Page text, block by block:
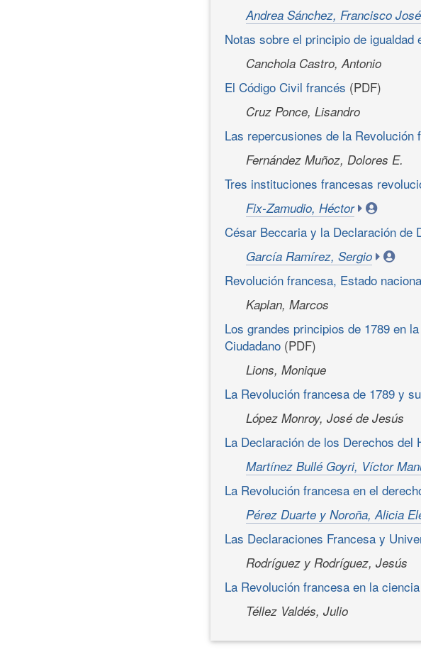
Andrea Sánchez, Francisco
Notas sobre el principio de igualdad
Canchola Castro, Antonio
El Código Civil francés (PDF)
Cruz Ponce, Lisandro
Las repercusiones de la Revolución
Fernández Muñoz, Dolores E.
Tres instituciones francesas
Fix-Zamudio, Héctor
César Beccaria y la Declaración de
García Ramírez, Sergio
Revolución francesa, Estado
Kaplan, Marcos
Los grandes principios de 1789 en
Ciudadano (PDF)
Lions, Monique
La Revolución francesa de 1789 y
López Monroy, José de Jesús
La Declaración de los Derechos del
Martínez Bullé Goyri, Víctor
La Revolución francesa en el
Pérez Duarte y Noroña, Alicia
Las Declaraciones Francesa y
Rodríguez y Rodríguez, Jesús
La Revolución francesa en la
Téllez Valdés, Julio